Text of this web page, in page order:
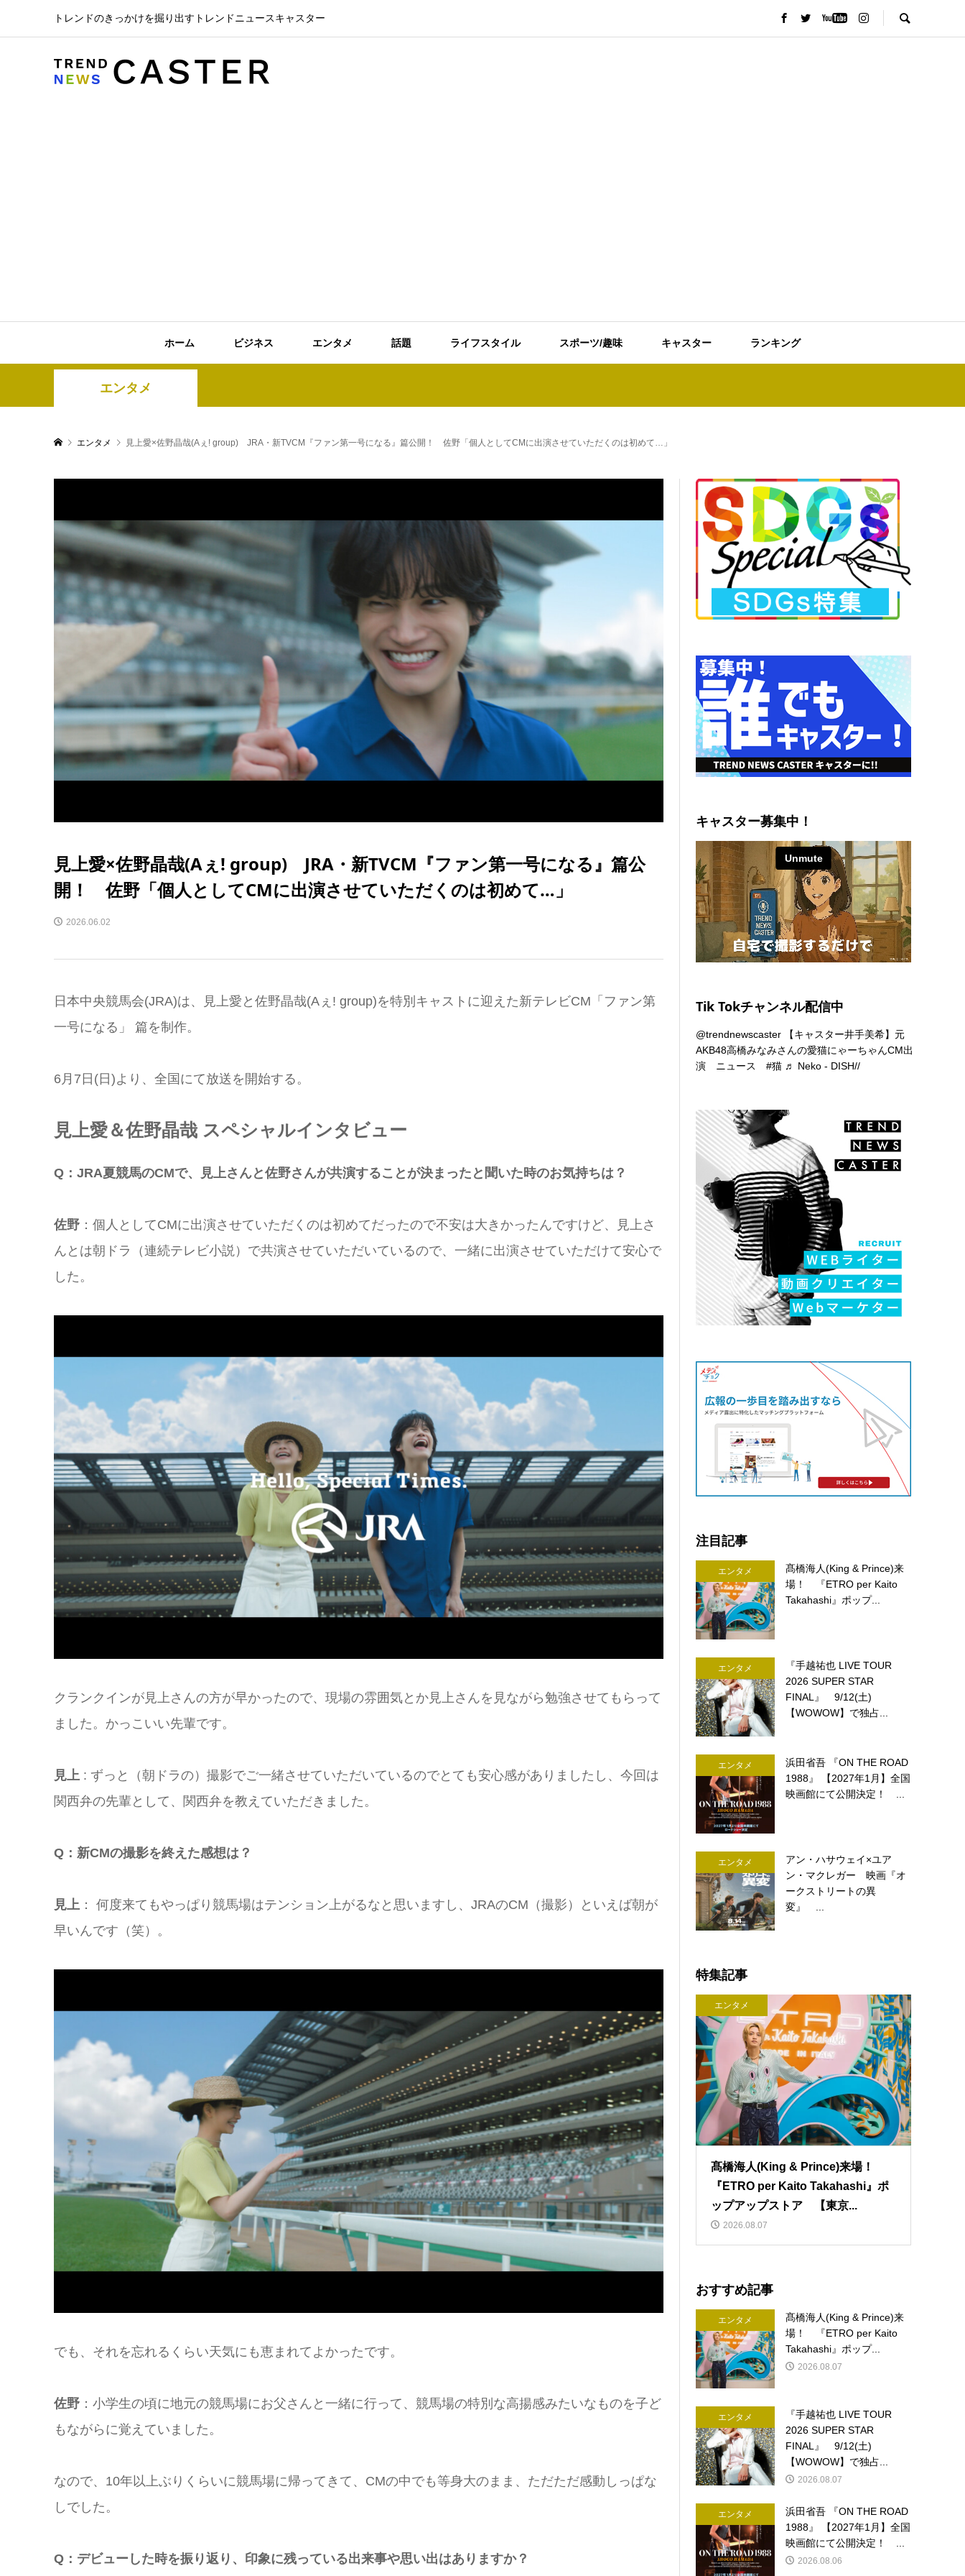
トレンドのきっかけを掘り出すトレンドニュースキャスター
ホーム ビジネス エンタメ 話題 ライフスタイル スポーツ/趣味 キャスター ランキング
エンタメ
エンタメ 見上愛×佐野晶哉(Aぇ! group) JRA・新TVCM『ファン第一号になる』篇公開！ 佐野「個人としてCMに出演させていただくのは初めて…」
見上愛×佐野晶哉(Aぇ! group) JRA・新TVCM『ファン第一号になる』篇公
開！ 佐野「個人としてCMに出演させていただくのは初めて…」
2026.06.02
日本中央競馬会(JRA)は、見上愛と佐野晶哉(Aぇ! group)を特別キャストに迎えた新テレビCM「ファン第
一号になる」 篇を制作。
6月7日(日)より、全国にて放送を開始する。
見上愛＆佐野晶哉 スペシャルインタビュー
Q：JRA夏競馬のCMで、見上さんと佐野さんが共演することが決まったと聞いた時のお気持ちは？
佐野：個人としてCMに出演させていただくのは初めてだったので不安は大きかったんですけど、見上さ
んとは朝ドラ（連続テレビ小説）で共演させていただいているので、一緒に出演させていただけて安心で
した。
クランクインが見上さんの方が早かったので、現場の雰囲気とか見上さんを見ながら勉強させてもらって
ました。かっこいい先輩です。
見上: ずっと（朝ドラの）撮影でご一緒させていただいているのでとても安心感がありましたし、今回は
関西弁の先輩として、関西弁を教えていただきました。
Q：新CMの撮影を終えた感想は？
見上： 何度来てもやっぱり競馬場はテンション上がるなと思いますし、JRAのCM（撮影）といえば朝が
早いんです（笑）。
でも、それを忘れるくらい天気にも恵まれてよかったです。
佐野：小学生の頃に地元の競馬場にお父さんと一緒に行って、競馬場の特別な高揚感みたいなものを子ど
もながらに覚えていました。
なので、10年以上ぶりくらいに競馬場に帰ってきて、CMの中でも等身大のまま、ただただ感動しっぱな
しでした。
Q：デビューした時を振り返り、印象に残っている出来事や思い出はありますか？
キャスター募集中！
Tik Tokチャンネル配信中
@trendnewscaster 【キャスター井手美希】元
AKB48高橋みなみさんの愛猫にゃーちゃんCM出
演 ニュース#猫 ♬ Neko - DISH//
注目記事
エンタメ
髙橋海人(King & Prince)来
場！ 『ETRO per Kaito
Takahashi』ポップ...
エンタメ
『手越祐也 LIVE TOUR
2026 SUPER STAR
FINAL』 9/12(土)
【WOWOW】で独占...
エンタメ
浜田省吾 『ON THE ROAD
1988』 【2027年1月】全国
映画館にて公開決定！ ...
エンタメ
アン・ハサウェイ×ユア
ン・マクレガー 映画『オ
ークストリートの異
変』 ...
特集記事
エンタメ
髙橋海人(King & Prince)来場！
『ETRO per Kaito Takahashi』ポ
ップアップストア 【東京...
2026.08.07
おすすめ記事
エンタメ
髙橋海人(King & Prince)来
場！ 『ETRO per Kaito
Takahashi』ポップ...
2026.08.07
エンタメ
『手越祐也 LIVE TOUR
2026 SUPER STAR
FINAL』 9/12(土)
【WOWOW】で独占...
2026.08.07
エンタメ
浜田省吾 『ON THE ROAD
1988』 【2027年1月】全国
映画館にて公開決定！ ...
2026.08.06